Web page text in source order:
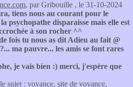
, par Gribouille , le 31-10-2024
tiens nous au courant pour le
psychopathe disparaisse mais elle est
à son rocher ^^
fois tu nous as dit Adieu au fait @
ma pauvre... les amis se font rares
je vais bien :) merci, j'espère que
sujet : voyance, site de voyance,